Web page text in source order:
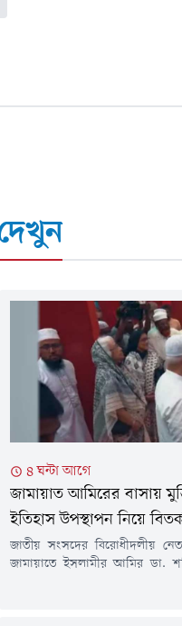
৪ ঘন্টা আগে
জামায়াত আমিরের বাসায়
ইতিহাস উপস্থাপন নিয়ে
জাতীয় সংসদের বিরোধীদলীয়
জামায়াতে ইসলামীর আমির ডা.